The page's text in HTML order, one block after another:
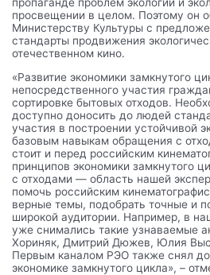
просвещении в целом. Поэтому он
Министерству Культуры с
стандарты продвижения
отечественном кино.
«Развитие экономики замкнутого
непосредственного участия
сортировке бытовых отходов.
доступно доносить до людей
участия в построении устойчивой
базовым навыкам обращения с
стоит и перед российским
принципов экономики замкнутого
с отходами — область нашей
помочь российским
верные темы, подобрать точные и
широкой аудитории. Например, в
уже снимались такие узнаваемые
Хориняк, Дмитрий Дюжев, Юлия
Первым каналом РЭО также снял
экономике замкнутого цикла», –